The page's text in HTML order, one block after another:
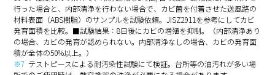
行った場合と、内部清浄を行わない場合で、カビ菌を付着させた送風路の
材料表面（ABS樹脂）のサンプルを試験依頼。JISZ2911を参考にしてカビ
発育面積を比較。■試験結果：8日後にカビの増殖を抑制。（内部清浄あり
の場合、カビの発育が認められない。内部清浄なしの場合、カビの発育面
積が全体の50%以上。）
※7 テストピースによる耐汚染性試験にて検証。台所等の油汚れが多い場